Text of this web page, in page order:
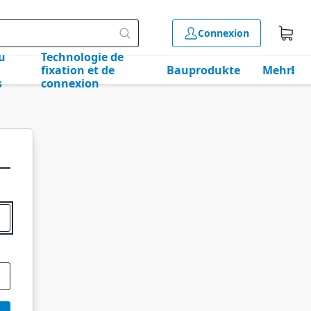
Connexion
Technologie de
fixation et de
connexion
Bauprodukte Mehr